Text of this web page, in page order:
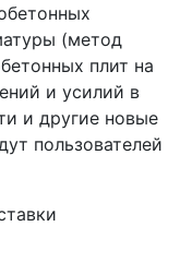
(метод
плит на
и усилий в
и другие новые
пользователей